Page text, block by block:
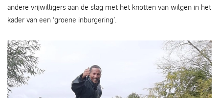
andere vrijwilligers aan de slag met het knotten van wilgen in het
kader van een ‘groene inburgering’.